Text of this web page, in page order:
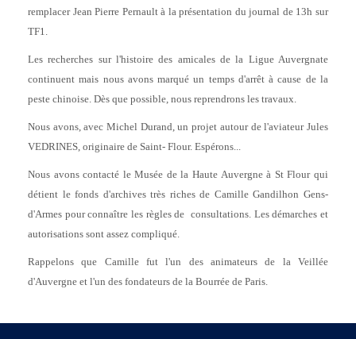
remplacer Jean Pierre Pernault à la présentation du journal de 13h sur
TF1.
Les recherches sur l'histoire des amicales de la Ligue Auvergnate
continuent mais nous avons marqué un temps d'arrêt à cause de la
peste chinoise. Dès que possible, nous reprendrons les travaux.
Nous avons, avec Michel Durand, un projet autour de l'aviateur Jules
VEDRINES, originaire de Saint- Flour. Espérons...
Nous avons contacté le Musée de la Haute Auvergne à St Flour qui
détient le fonds d'archives très riches de Camille Gandilhon Gens-
d'Armes pour connaître les règles de consultations. Les démarches et
autorisations sont assez compliqué.
Rappelons que Camille fut l'un des animateurs de la Veillée
d'Auvergne et l'un des fondateurs de la Bourrée de Paris.